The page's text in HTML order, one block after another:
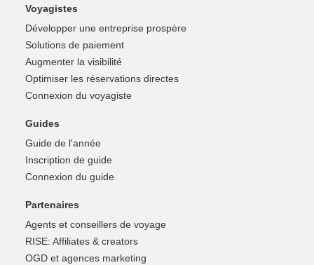
Voyagistes
Développer une entreprise prospère
Solutions de paiement
Augmenter la visibilité
Optimiser les réservations directes
Connexion du voyagiste
Guides
Guide de l'année
Inscription de guide
Connexion du guide
Partenaires
Agents et conseillers de voyage
RISE: Affiliates & creators
OGD et agences marketing